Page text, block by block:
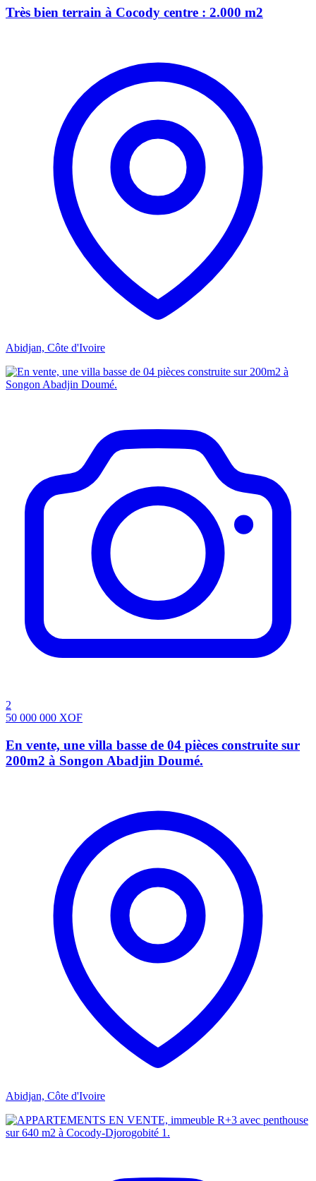
Très bien terrain à Cocody centre : 2.000 m2
Abidjan, Côte d'Ivoire
2
50 000 000 XOF
En vente, une villa basse de 04 pièces construite sur
200m2 à Songon Abadjin Doumé.
Abidjan, Côte d'Ivoire